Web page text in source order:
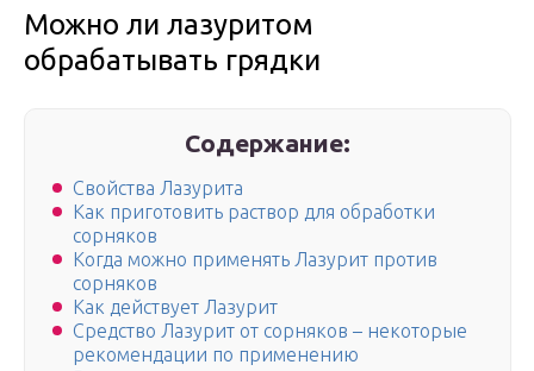
Можно ли лазуритом
обрабатывать грядки
Содержание:
Свойства Лазурита
Как приготовить раствор для обработки
сорняков
Когда можно применять Лазурит против
сорняков
Как действует Лазурит
Средство Лазурит от сорняков – некоторые
рекомендации по применению